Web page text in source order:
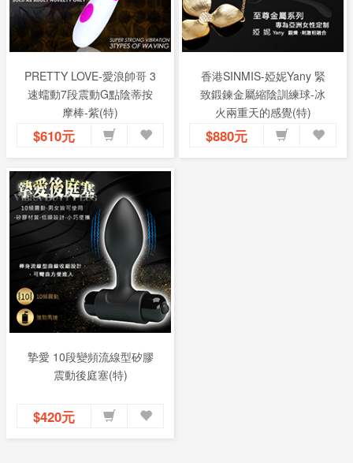
PRETTY LOVE-愛浪帥哥 3
速蠕動7段震動G點陰蒂按
摩棒-紫(特)
$610元
香港SINMIS-婭妮Yany 緊
致鍛鍊金屬縮陰訓練球-冰
火兩重天的感覺(特)
$880元
摯愛 10段變頻流線型矽膠
震動後庭塞(特)
$420元